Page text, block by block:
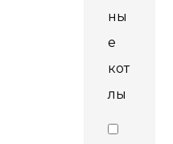
ны
е
кот
лы